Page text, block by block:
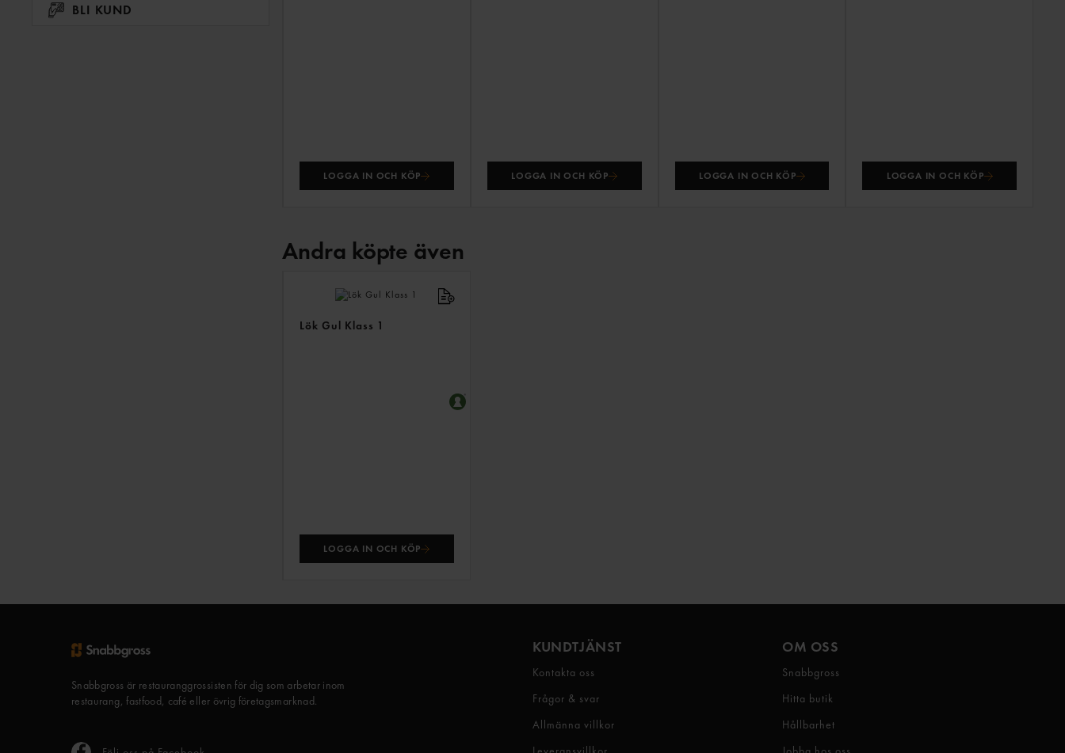
BLI KUND
LOGGA IN OCH KÖP LOGGA IN OCH KÖP LOGGA IN OCH KÖP LOGGA IN OCH KÖP
Andra köpte även
Lök Gul Klass 1
LOGGA IN OCH KÖP
Snabbgross är restauranggrossisten för dig som arbetar inom
restaurang, fastfood, café eller övrig företagsmarknad.
KUNDTJÄNST
Kontakta oss
Frågor & svar
Allmänna villkor
OM OSS
Snabbgross
Hitta butik
Hållbarhet